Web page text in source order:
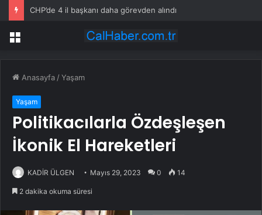
CHP’de 4 il başkanı daha görevden alındı
Menü
Anasayfa /Yaşam
Yaşam
Politikacılarla Özdeşleşen
İkonik El Hareketleri
KADİR ÜLGEN Mayıs 29, 2023 0 14
2 dakika okuma süresi